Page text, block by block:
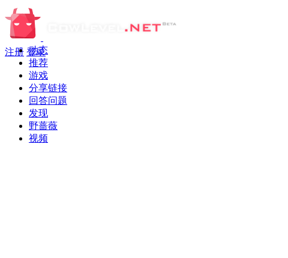
注册 登录
动态
推荐
游戏
分享链接
回答问题
发现
野蔷薇
视频